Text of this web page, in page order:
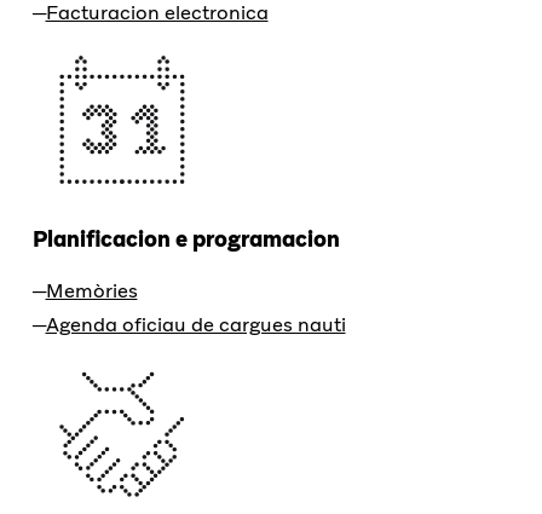
Facturacion electronica
Planificacion e programacion
Memòries
Agenda oficiau de cargues nauti